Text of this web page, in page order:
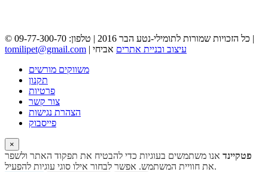
© כל הזכויות שמורות לתומילי-נטע הבר 2016 | טלפון: 09-77-300-70 |
tomilipet@gmail.com | עיצוב ובניית אתרים אביחי
משווקים מורשים
תקנון
פרטיות
צור קשר
הצהרת נגישות
פייסבוק
×
פטקיינד אנו משתמשים בעוגיות כדי להבטיח את תפקוד האתר ולשפר
את חוויית המשתמש. אפשר לבחור אילו סוגי עוגיות להפעיל.